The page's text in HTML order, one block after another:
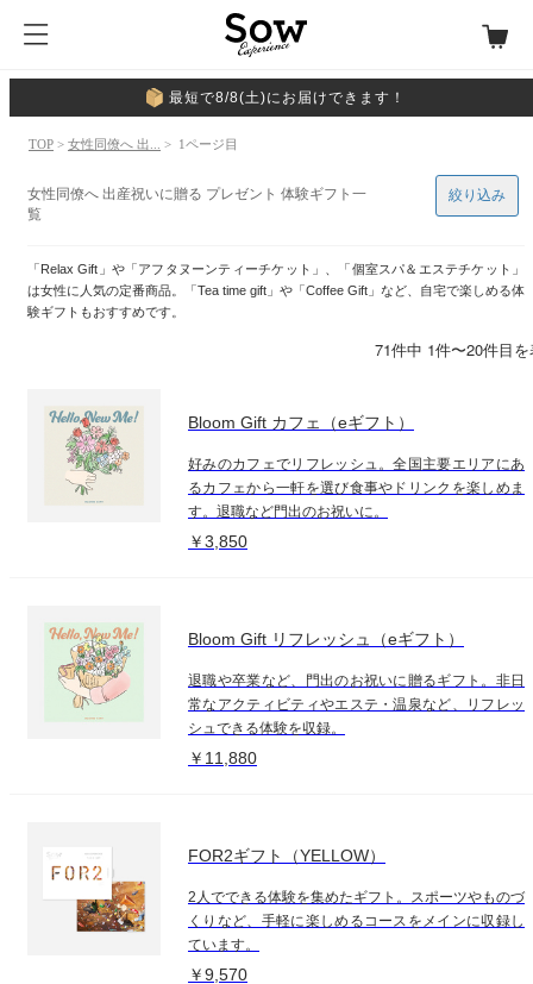
最短で8/8(土)にお届けできます！
TOP > 女性同僚へ 出... > 1ページ目
女性同僚へ 出産祝いに贈る プレゼント 体験ギフト一
覧
「Relax Gift」や「アフタヌーンティーチケット」、「個室スパ＆エステチケット」
は女性に人気の定番商品。「Tea time gift」や「Coffee Gift」など、自宅で楽しめる体
験ギフトもおすすめです。
絞り込み
71件中 1件〜20件目
Bloom Gift カフェ（eギフト）
好みのカフェでリフレッシュ。全国主要エリアにあ
るカフェから一軒を選び食事やドリンクを楽しめま
す。退職など門出のお祝いに。
￥3,850
Bloom Gift リフレッシュ（eギフト）
退職や卒業など、門出のお祝いに贈るギフト。非日
常なアクティビティやエステ・温泉など、リフレッ
シュできる体験を収録。
￥11,880
FOR2ギフト（YELLOW）
2人でできる体験を集めたギフト。スポーツやものづ
くりなど、手軽に楽しめるコースをメインに収録し
ています。
￥9,570